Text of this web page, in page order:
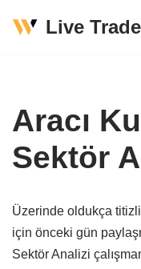
Live Trade
Aracı
Sektör
Üzerinde oldukça
için önceki gün
Sektör Analizi